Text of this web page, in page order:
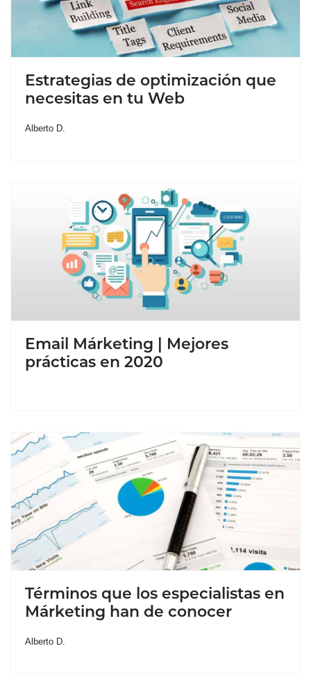
Estrategias de optimización que
necesitas en tu Web
Alberto D.
Email Márketing | Mejores
prácticas en 2020
Términos que los especialistas en
Márketing han de conocer
Alberto D.